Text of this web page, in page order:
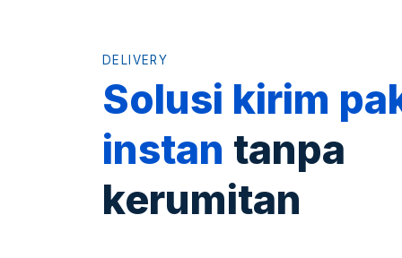
DELIVERY
Solusi kirim
instan tanpa
kerumitan